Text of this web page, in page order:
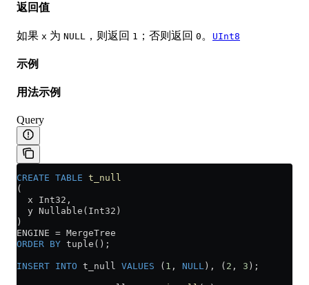
返回值
如果 x 为 NULL ，则返回 1 ；否则返回 0 。 UInt8
示例
用法示例
Query
CREATE TABLE t_null
(
  x Int32,
  y Nullable(Int32)
)
ENGINE = MergeTree
ORDER BY tuple();
INSERT INTO t_null VALUES ( 1 , NULL ), ( 2 , 3 );